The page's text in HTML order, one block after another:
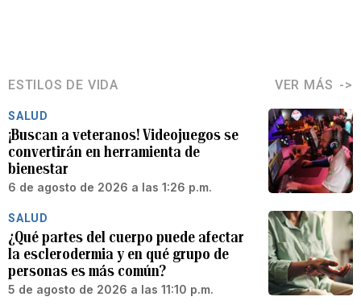
ESTILOS DE VIDA VER MÁS
SALUD
¡Buscan a veteranos! Videojuegos se
convertirán en herramienta de
bienestar
6 de agosto de 2026 a las 1:26 p.m.
SALUD
¿Qué partes del cuerpo puede afectar
la esclerodermia y en qué grupo de
personas es más común?
5 de agosto de 2026 a las 11:10 p.m.